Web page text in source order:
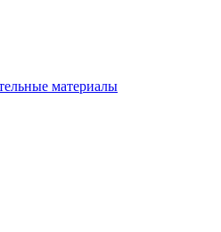
материалы